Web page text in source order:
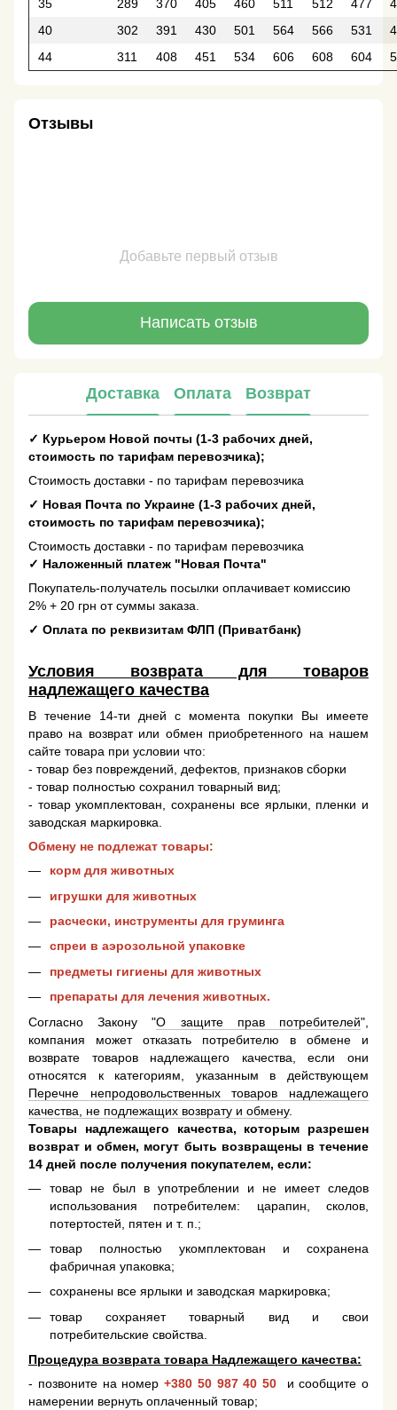
35 289 370 405 460 511 512 477
40
302 391 430 501 564 566 531
44
311 408 451 534 606 608 604
Отзывы
Добавьте первый отзыв
Написать отзыв
Доставка Оплата Возврат
✓ Курьером Новой почты (1-3 рабочих дней,
стоимость по тарифам перевозчика);
Стоимость доставки - по тарифам перевозчика
✓ Новая Почта по Украине (1-3 рабочих дней,
стоимость по тарифам перевозчика);
Стоимость доставки - по тарифам перевозчика
✓ Наложенный платеж "Новая Почта"
Покупатель-получатель посылки оплачивает комиссию
2% + 20 грн от суммы заказа.
✓ Оплата по реквизитам ФЛП (Приватбанк)
Условия возврата для товаров
надлежащего качества
В течение 14-ти дней с момента покупки Вы имеете
право на возврат или обмен приобретенного на нашем
сайте товара при условии что:
- товар без повреждений, дефектов, признаков сборки
- товар полностью сохранил товарный вид;
- товар укомплектован, сохранены все ярлыки, пленки и
заводская маркировка.
Обмену не подлежат товары:
корм для животных
игрушки для животных
расчески, инструменты для груминга
спреи в аэрозольной упаковке
предметы гигиены для животных
препараты для лечения животных.
Согласно Закону "О защите прав потребителей",
компания может отказать потребителю в обмене и
возврате товаров надлежащего качества, если они
относятся к категориям, указанным в действующем
Перечне непродовольственных товаров надлежащего
качества, не подлежащих возврату и обмену.
Товары надлежащего качества, которым разрешен
возврат и обмен, могут быть возвращены в течение
14 дней после получения покупателем, если:
товар не был в употреблении и не имеет следов
использования потребителем: царапин, сколов,
потертостей, пятен и т. п.;
товар полностью укомплектован и сохранена
фабричная упаковка;
сохранены все ярлыки и заводская маркировка;
товар сохраняет товарный вид и свои
потребительские свойства.
Процедура возврата товара Надлежащего качества:
- позвоните на номер +380 50 987 40 50
и сообщите о
намерении вернуть оплаченный товар;